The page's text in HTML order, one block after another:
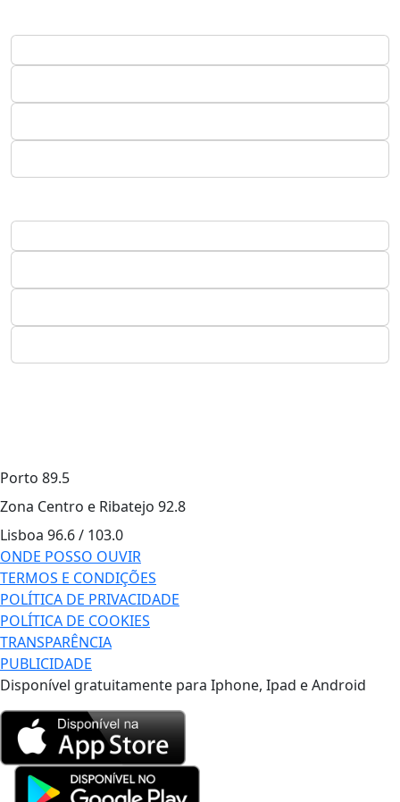
Porto 89.5
Zona Centro e Ribatejo 92.8
Lisboa 96.6 / 103.0
ONDE POSSO OUVIR
TERMOS E CONDIÇÕES
POLÍTICA DE PRIVACIDADE
POLÍTICA DE COOKIES
TRANSPARÊNCIA
PUBLICIDADE
Disponível gratuitamente para Iphone, Ipad e Android